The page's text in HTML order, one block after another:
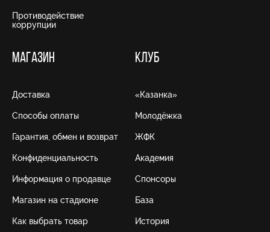
Противодействие
коррупции
МАГАЗИН
Доставка
Способы оплаты
Гарантия, обмен и возврат
Конфиденциальность
Информация о продавце
Магазин на стадионе
Как выбрать товар
КЛУБ
«Казанка»
Молодёжка
ЖФК
Академия
Спонсоры
База
История